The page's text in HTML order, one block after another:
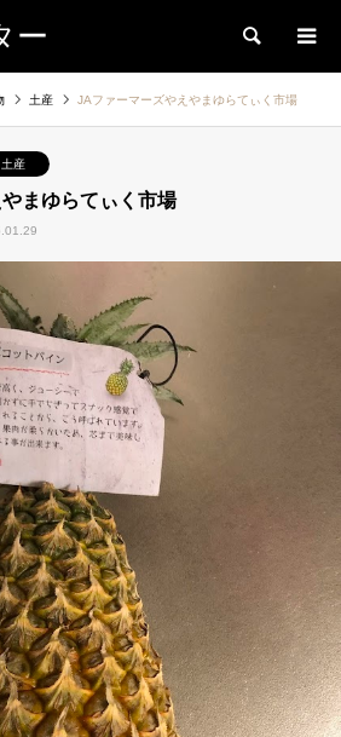
ー 検索
土産 JAファーマーズやえやまゆらてぃく市場
土産
まゆらてぃく市場